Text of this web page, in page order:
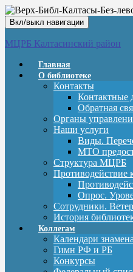
Вкл/выкл навигации
МЦРБ Калтасинский район
Главная
О библиотеке
Контакты
Контактные
Обратная
Органы
Наши услуги
Виды.
МТО
Структура МЦРБ
Противодействие
Опрос.
Сотрудники.
История
Коллегам
Календари
Гимн РФ и РБ
Конкурсы